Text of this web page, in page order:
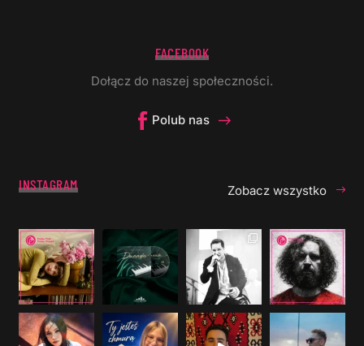
FACEBOOK
Dołącz do naszej społeczności.
Polub nas
INSTAGRAM Zobacz wszystko